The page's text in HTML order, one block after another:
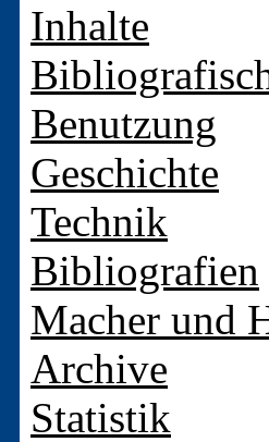
Inhalte
Benutzung
Geschichte
Technik
Bibliografien
Macher und
Archive
Statistik